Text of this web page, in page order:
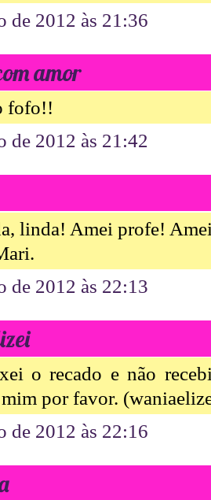
de 2012 às 21:36
amor
fofo!!
de 2012 às 21:42
linda! Amei profe!
de 2012 às 22:13
o recado e não
mim por favor.
de 2012 às 22:16